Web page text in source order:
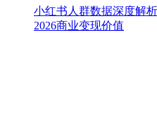
小红书人群数据深度解
2026商业变现价值